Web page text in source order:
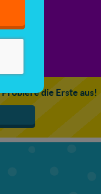
die Erste aus!